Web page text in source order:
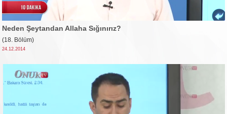
Neden Şeytandan Allaha Sığınırız?
(18. Bölüm)
24.12.2014